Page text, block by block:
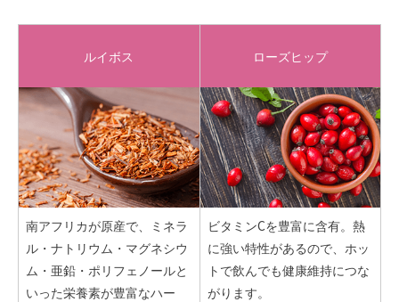
ルイボス
南アフリカが原産で、ミネラ
ル・ナトリウム・マグネシウ
ム・亜鉛・ポリフェノールと
いった栄養素が豊富なハー
ローズヒップ
ビタミンCを豊富に含有。熱
に強い特性があるので、ホッ
トで飲んでも健康維持につな
がります。